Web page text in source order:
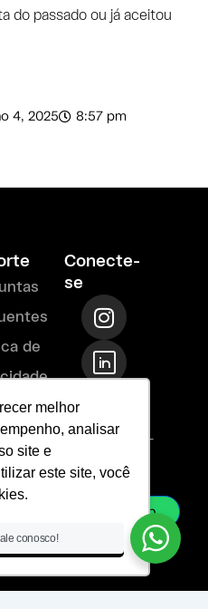
melhor
analisar
site e
este site, você
do passado ou já aceitou
4, 2025 8:57 pm
de
de
Conecte-
se
I
n
s
t
r
a
T
i
-
l
k
e
R
i
-
m
l
-
e
vendas@laje-
sac@laje-
Whatsapp
conosco!